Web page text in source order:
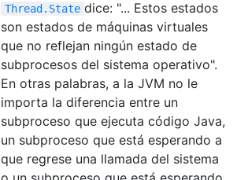
Thread.State dice: "... Estos estados
son estados de máquinas virtuales
que no reflejan ningún estado de
subprocesos del sistema operativo".
En otras palabras, a la JVM no le
importa la diferencia entre un
subproceso que ejecuta código Java,
un subproceso que está esperando a
que regrese una llamada del sistema